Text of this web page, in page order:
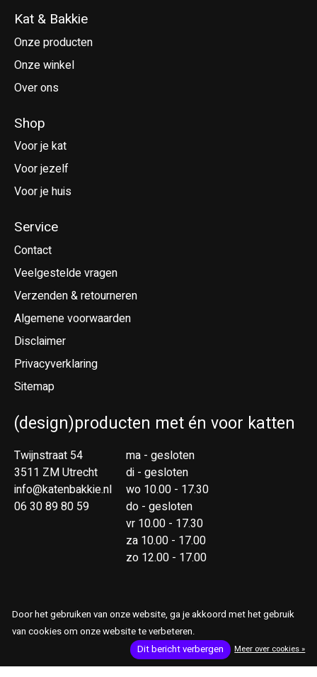
Kat & Bakkie
Onze producten
Onze winkel
Over ons
Shop
Voor je kat
Voor jezelf
Voor je huis
Service
Contact
Veelgestelde vragen
Verzenden & retourneren
Algemene voorwaarden
Disclaimer
Privacyverklaring
Sitemap
(design)producten met én voor katten
Twijnstraat 54
3511 ZM Utrecht
info@katenbakkie.nl
06 30 89 80 59
ma - gesloten
di - gesloten
wo 10.00 - 17.30
do - gesloten
vr 10.00 - 17.30
za 10.00 - 17.00
zo 12.00 - 17.00
© Copyright 2026 Kat & BakkieRSS-feed
Door het gebruiken van onze website, ga je akkoord met het gebruik
van cookies om onze website te verbeteren.
Dit bericht verbergen
Meer over cookies »